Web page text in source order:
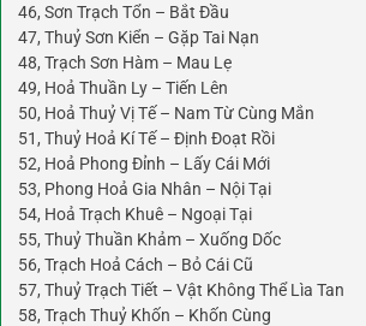
46, Sơn Trạch Tổn – Bắt Đầu
47, Thuỷ Sơn Kiển – Gặp Tai Nạn
48, Trạch Sơn Hàm – Mau Lẹ
49, Hoả Thuần Ly – Tiến Lên
50, Hoả Thuỷ Vị Tế – Nam Từ Cùng Mắn
51, Thuỷ Hoả Kí Tế – Định Đoạt Rồi
52, Hoả Phong Đỉnh – Lấy Cái Mới
53, Phong Hoả Gia Nhân – Nội Tại
54, Hoả Trạch Khuê – Ngoại Tại
55, Thuỷ Thuần Khảm – Xuống Dốc
56, Trạch Hoả Cách – Bỏ Cái Cũ
57, Thuỷ Trạch Tiết – Vật Không Thể Lìa Tan
58, Trạch Thuỷ Khốn – Khốn Cùng